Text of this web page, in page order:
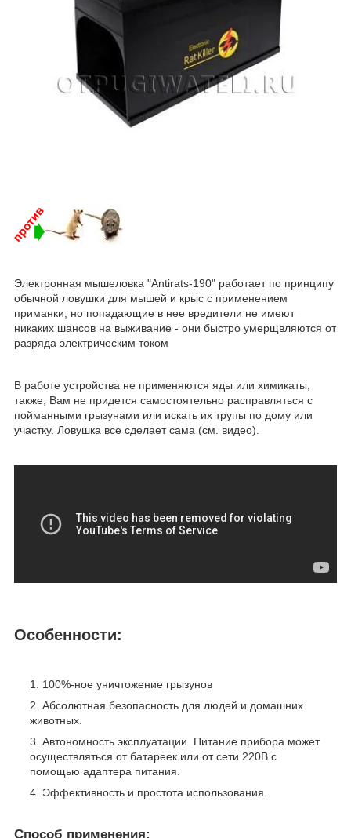
Электронная мышеловка "Antirats-190" работает по принципу
обычной ловушки для мышей и крыс с применением
приманки, но попадающие в нее вредители не имеют
никаких шансов на выживание - они быстро умерщвляются от
разряда электрическим током
В работе устройства не применяются яды или химикаты,
также, Вам не придется самостоятельно расправляться с
пойманными грызунами или искать их трупы по дому или
участку. Ловушка все сделает сама (см. видео).
Особенности:
100%-ное уничтожение грызунов
Абсолютная безопасность для людей и домашних
животных.
Автономность эксплуатации. Питание прибора может
осуществляться от батареек или от сети 220В с
помощью адаптера питания.
Эффективность и простота использования.
Способ применения: